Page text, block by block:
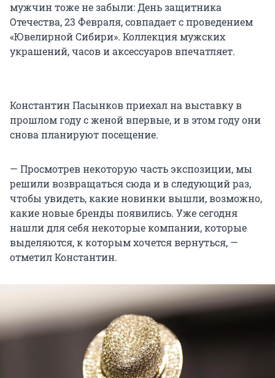
мужчин тоже не забыли: День защитника
Отечества, 23 Февраля, совпадает с проведением
«Ювелирной Сибири». Коллекция мужских
украшений, часов и аксессуаров впечатляет.
Константин Пасынков приехал на выставку в
прошлом году с женой впервые, и в этом году они
снова планируют посещение.
— Просмотрев некоторую часть экспозиции, мы
решили возвращаться сюда и в следующий раз,
чтобы увидеть, какие новинки вышли, возможно,
какие новые бренды появились. Уже сегодня
нашли для себя некоторые компании, которые
выделяются, к которым хочется вернуться, —
отметил Константин.